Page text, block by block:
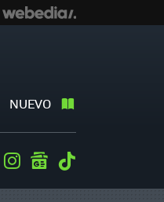
NUEVO
YoutubeInstagramgooglenews